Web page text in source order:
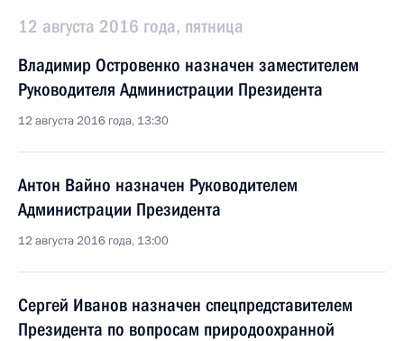
12 августа 2016 года, пятница
Владимир Островенко назначен заместителем
Руководителя Администрации Президента
12 августа 2016 года, 13:30
Антон Вайно назначен Руководителем
Администрации Президента
12 августа 2016 года, 13:00
Сергей Иванов назначен спецпредставителем
Президента по вопросам природоохранной